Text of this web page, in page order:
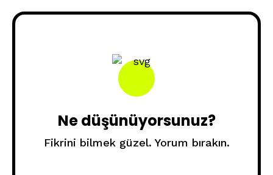
Ne düşünüyorsunuz?
Fikrini bilmek güzel. Yorum bırakın.